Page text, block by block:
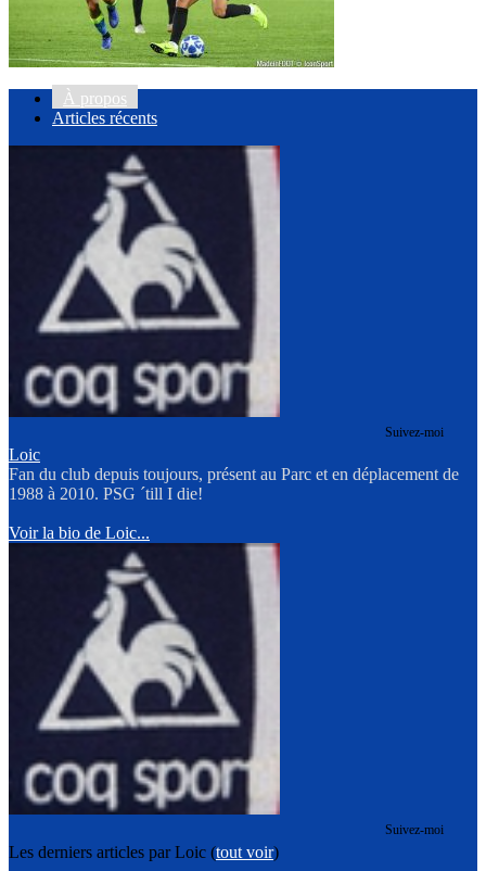
À propos
Articles récents
Suivez-moi
Loic
Fan du club depuis toujours, présent au Parc et en déplacement de
1988 à 2010. PSG ´till I die!
Voir la bio de Loic...
Suivez-moi
Les derniers articles par Loic (tout voir)